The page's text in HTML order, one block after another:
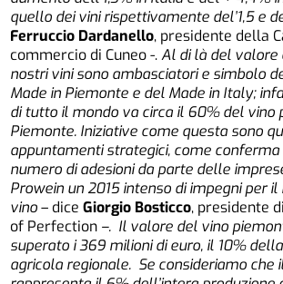
quello dei vini rispettivamente del’1,5 e
Ferruccio Dardanello, presidente della
commercio di Cuneo -.Al di là del valore
nostri vini sono ambasciatori e simbolo
Made in Piemonte e del Made in Italy;
di tutto il mondo va circa il 60% del vino
Piemonte. Iniziative come questa sono
appuntamenti strategici, come conferma
numero di adesioni da parte delle
Prowein un 2015 intenso di impegni per
vino– diceGiorgio Bosticco, presidente
of Perfection –. Il valore del vino
superato i 369 milioni di euro, il 10%
agricola regionale. Se consideriamo che